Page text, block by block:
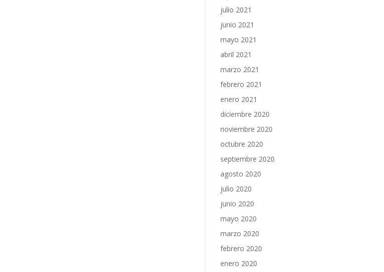
julio 2021
junio 2021
mayo 2021
abril 2021
marzo 2021
febrero 2021
enero 2021
diciembre 2020
noviembre 2020
octubre 2020
septiembre 2020
agosto 2020
julio 2020
junio 2020
mayo 2020
marzo 2020
febrero 2020
enero 2020